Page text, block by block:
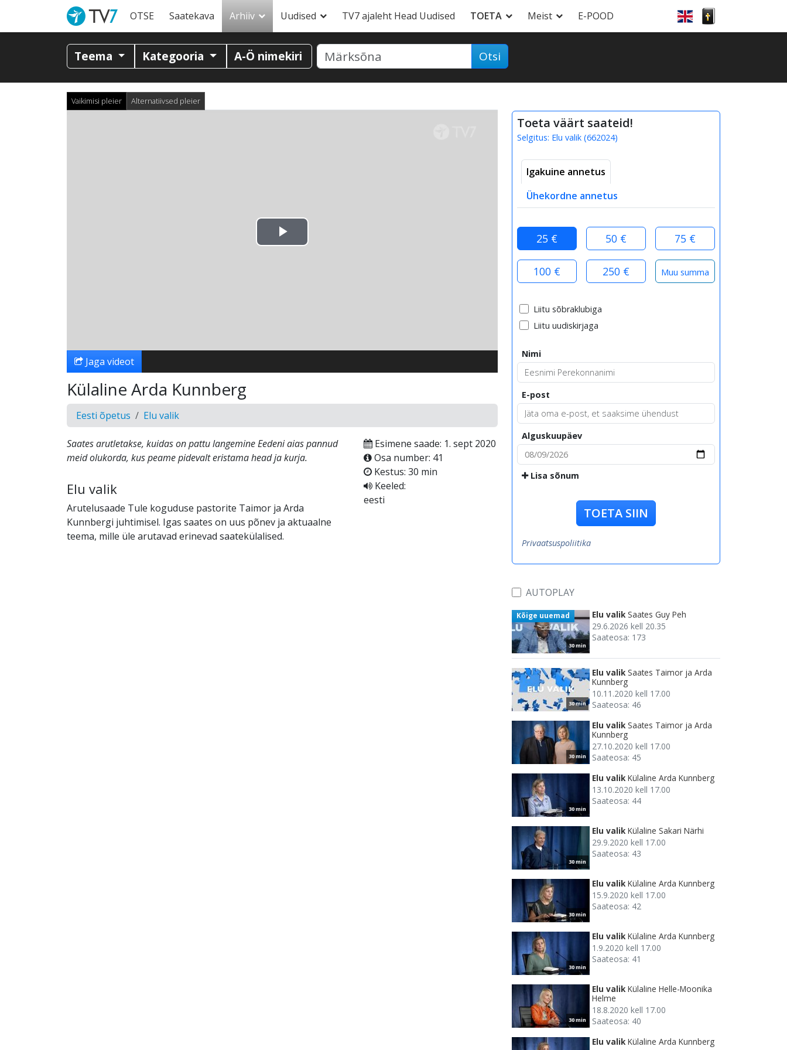
OTSE Saatekava Arhiiv Uudised TV7 ajaleht Head Uudised TOETA Meist E-POOD
Teema Kategooria A-Ö nimekiri Otsi
Vaikimisi pleier Alternatiivsed pleier
Esita
Jaga videot
Külaline Arda Kunnberg
Eesti õpetus Elu valik
Saates arutletakse, kuidas on pattu langemine Eedeni aias pannud
meid olukorda, kus peame pidevalt eristama head ja kurja.
Elu valik
Arutelusaade Tule koguduse pastorite Taimor ja Arda
Kunnbergi juhtimisel. Igas saates on uus põnev ja aktuaalne
teema, mille üle arutavad erinevad saatekülalised.
Esimene saade: 1. sept 2020
Osa number: 41
Kestus: 30 min
Keeled:
eesti
Toeta väärt saateid!
Selgitus: Elu valik (662024)
Igakuine annetus
Ühekordne annetus
25 € 50 € 75 €
100 € 250 €
Liitu sõbraklubiga
Liitu uudiskirjaga
Nimi
E-post
Alguskuupäev
Lisa sõnum
TOETA SIIN
Privaatsuspoliitika
AUTOPLAY
30 min
Kõige uuemad Elu valik Saates Guy Peh
29.6.2026 kell 20.35
Saateosa: 173
30 min
Elu valik Saates Taimor ja Arda
Kunnberg
10.11.2020 kell 17.00
Saateosa: 46
30 min
Elu valik Saates Taimor ja Arda
Kunnberg
27.10.2020 kell 17.00
Saateosa: 45
30 min
Elu valik Külaline Arda Kunnberg
13.10.2020 kell 17.00
Saateosa: 44
30 min
Elu valik Külaline Sakari Närhi
29.9.2020 kell 17.00
Saateosa: 43
30 min
Elu valik Külaline Arda Kunnberg
15.9.2020 kell 17.00
Saateosa: 42
30 min
Elu valik Külaline Arda Kunnberg
1.9.2020 kell 17.00
Saateosa: 41
30 min
Elu valik Külaline Helle-Moonika
Helme
18.8.2020 kell 17.00
Saateosa: 40
Elu valik Külaline Arda Kunnberg